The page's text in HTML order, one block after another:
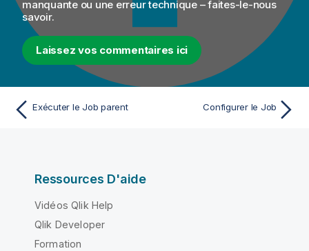
manquante ou une erreur technique – faites-le-nous
savoir.
Laissez vos commentaires ici
Exécuter le Job parent Configurer le Job
Ressources D'aide
Vidéos Qlik Help
Qlik Developer
Formation